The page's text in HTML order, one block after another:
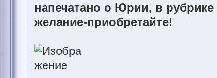
напечатано о Юрии, в
желание-приобретайте!